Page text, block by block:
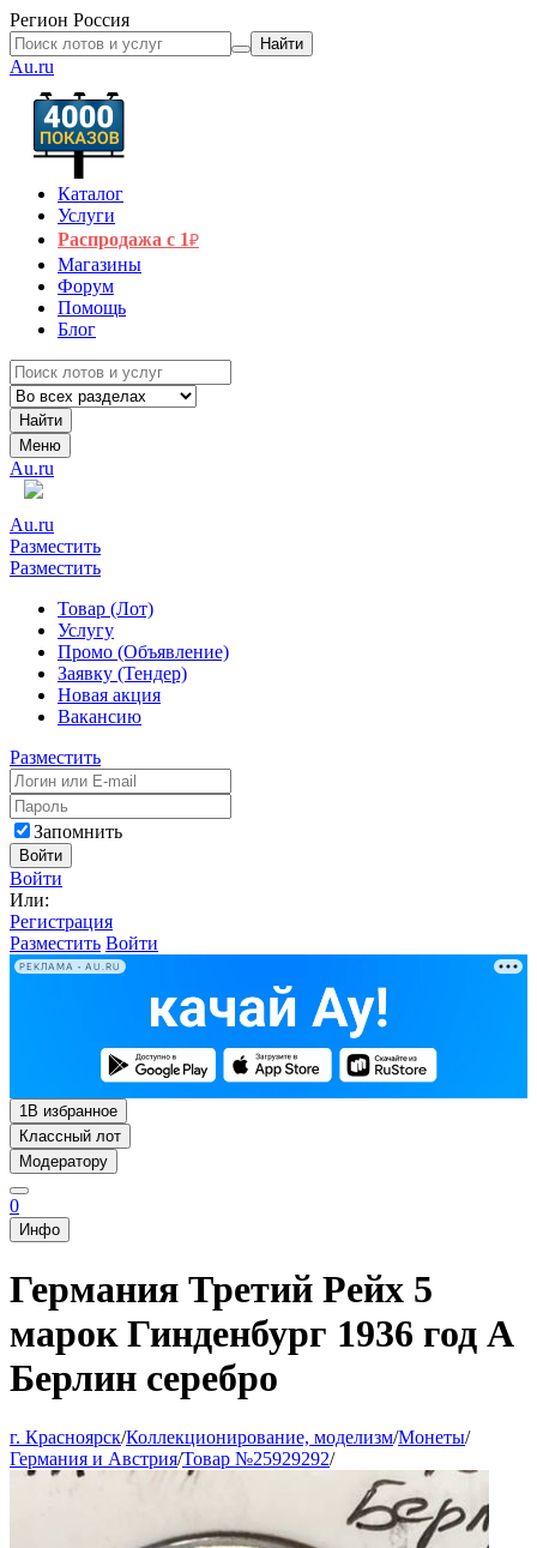
Регион Россия
Найти
Au.ru
Каталог
Услуги
Распродажа с 1₽
Магазины
Форум
Помощь
Блог
Найти
Меню
Au.ru
Au.ru
Разместить
Разместить
Товар (Лот)
Услугу
Промо (Объявление)
Заявку (Тендер)
Новая акция
Вакансию
Разместить
Запомнить
Войти
Войти
Или:
Регистрация
Разместить Войти
РЕКЛАМА • AU.RU
1В избранное
Классный лот
Модератору
0
Инфо
Германия Третий Рейх 5
марок Гинденбург 1936 год A
Берлин серебро
г. Красноярск/Коллекционирование, моделизм/Монеты/
Германия и Австрия/Товар №25929292/